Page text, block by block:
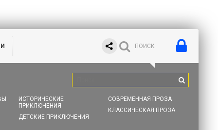
ИСТОРИЧЕСКИЕ
ПРИКЛЮЧЕНИЯ
ДЕТСКИЕ ПРИКЛЮЧЕНИЯ
СОВРЕМЕННАЯ ПРОЗА
КЛАССИЧЕСКАЯ ПРОЗА